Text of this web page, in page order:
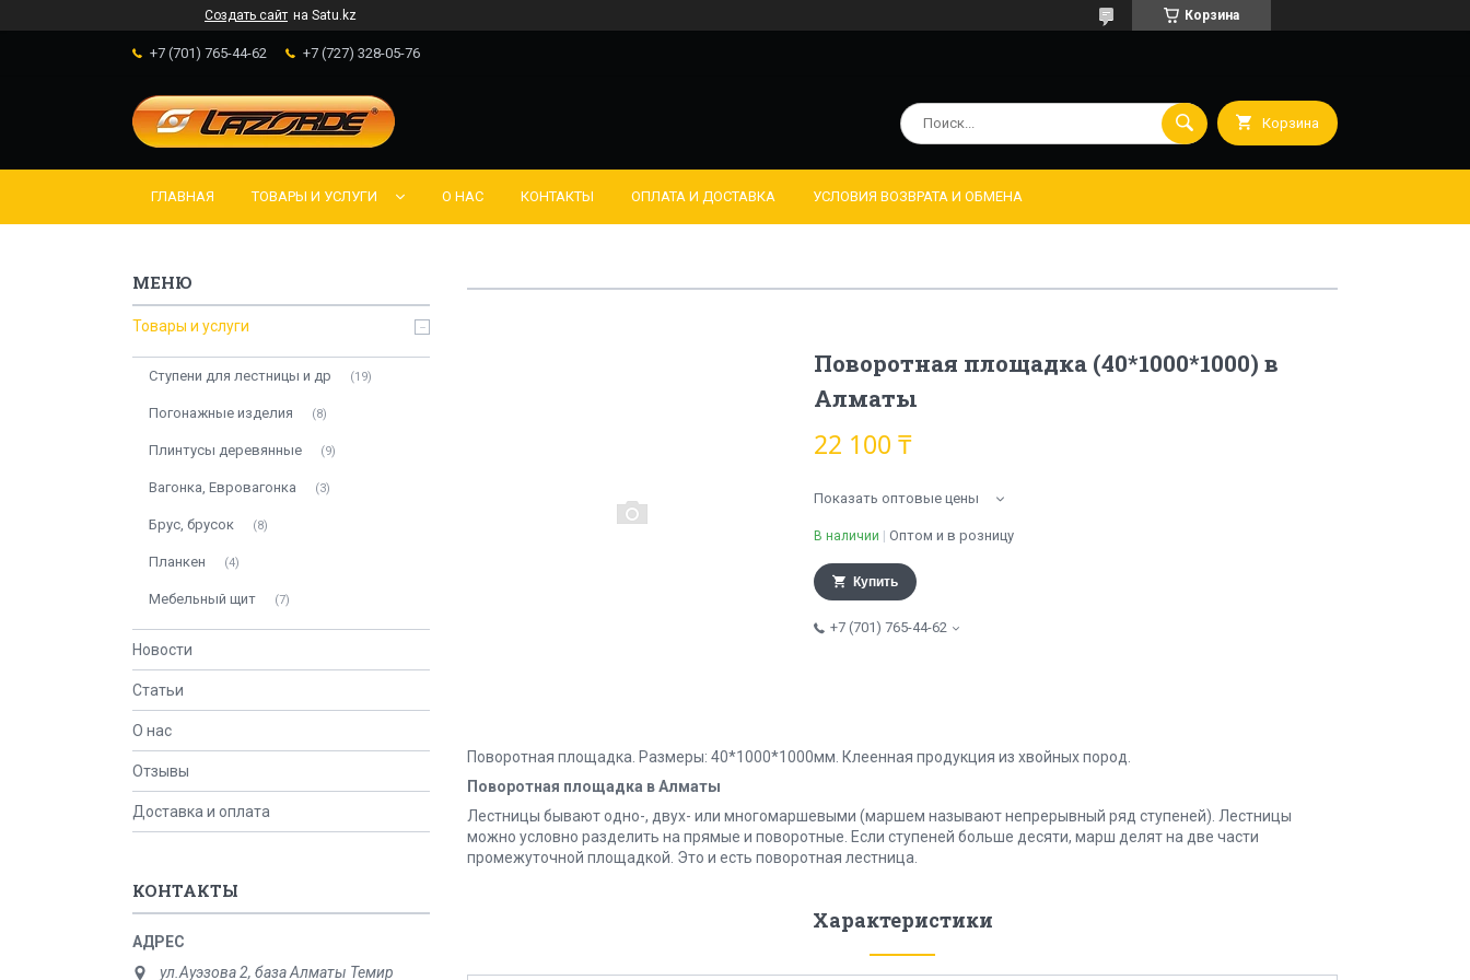
Создать сайт на Satu.kz Корзина
+7 (701) 765-44-62 +7 (727) 328-05-76
Корзина
ГЛАВНАЯ ТОВАРЫ И УСЛУГИ О НАС КОНТАКТЫ ОПЛАТА И ДОСТАВКА УСЛОВИЯ ВОЗВРАТА И ОБМЕНА
Поворотная площадка (40*1000*1000) в
Алматы
22 100 ₸
Показать оптовые цены
В наличии Оптом и в розницу
Купить
+7 (701) 765-44-62
Поворотная площадка. Размеры: 40*1000*1000мм. Клеенная продукция из хвойных пород.
Поворотная площадка в Алматы
Лестницы бывают одно-, двух- или многомаршевыми (маршем называют непрерывный ряд ступеней). Лестницы
можно условно разделить на прямые и поворотные. Если ступеней больше десяти, марш делят на две части
промежуточной площадкой. Это и есть поворотная лестница.
Характеристики
Товары и услуги
Ступени для лестницы и др 19
Погонажные изделия 8
Плинтусы деревянные 9
Вагонка, Евровагонка 3
Брус, брусок 8
Планкен 4
Мебельный щит 7
Новости
Статьи
О нас
Отзывы
Доставка и оплата
КОНТАКТЫ
ул.Ауэзова 2, база Алматы Темир